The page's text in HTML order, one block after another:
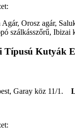
Orosz agár,
szálkásszőrű, Ibizai
Típusú Kutyák
Garay köz 11/1.